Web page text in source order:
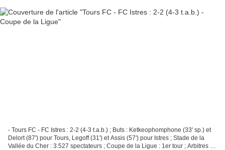
- Tours FC - FC Istres : 2-2 (4-3 t.a.b.) ; Buts : Ketkeophomphone (33' sp.) et
Delort (87') pour Tours, Legoff (31') et Assis (57') pour Istres ; Stade de la
Vallée du Cher : 3.527 spectateurs ; Coupe de la Ligue : 1er tour ; Arbitres :